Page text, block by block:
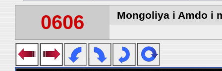
0606 Mongoliya i Amdo i